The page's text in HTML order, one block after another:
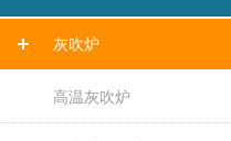
灰吹炉
高温灰吹炉